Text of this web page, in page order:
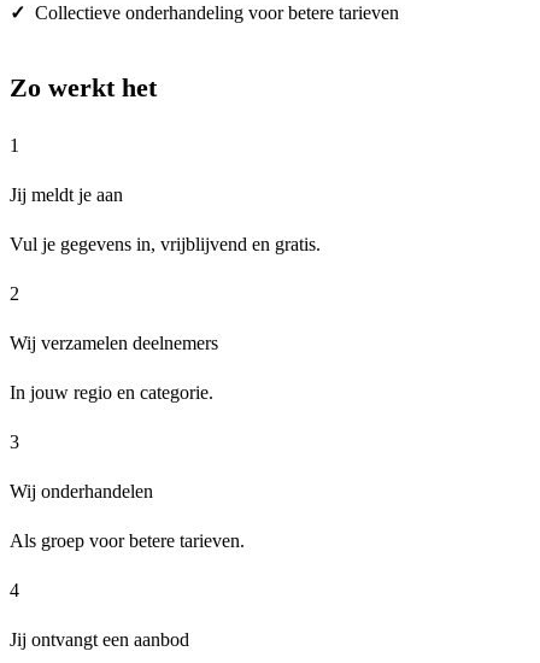
Collectieve onderhandeling voor betere tarieven
Zo werkt het
1
Jij meldt je aan
Vul je gegevens in, vrijblijvend en gratis.
2
Wij verzamelen deelnemers
In jouw regio en categorie.
3
Wij onderhandelen
Als groep voor betere tarieven.
4
Jij ontvangt een aanbod